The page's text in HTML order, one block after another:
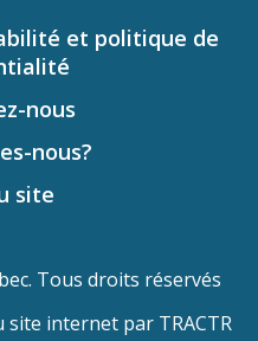
et politique de
nous
nous?
site
Tous droits réservés
site internet par TRACTR